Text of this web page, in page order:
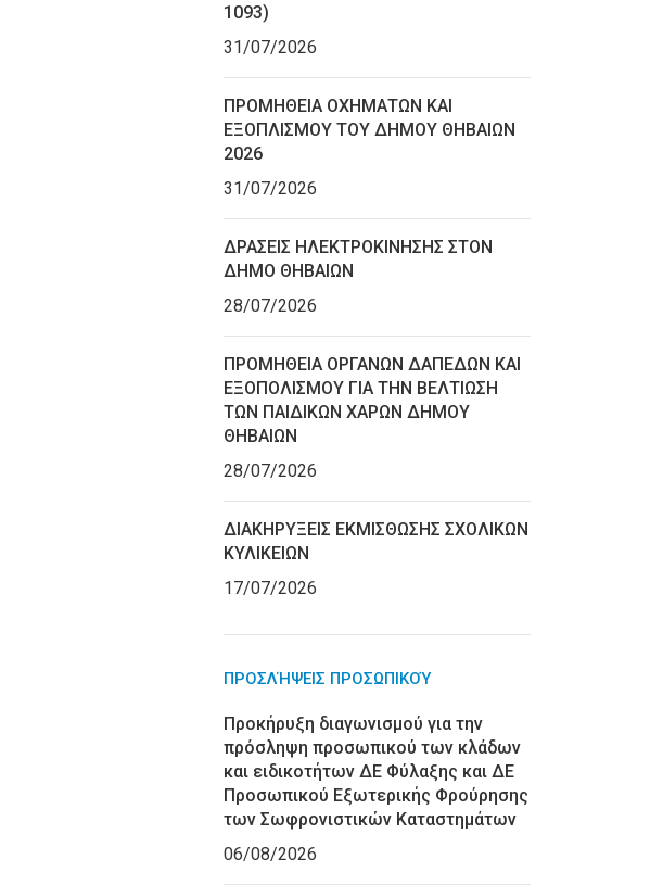
1093)
31/07/2026
ΠΡΟΜΗΘΕΙΑ ΟΧΗΜΑΤΩΝ ΚΑΙ
ΕΞΟΠΛΙΣΜΟΥ ΤΟΥ ΔΗΜΟΥ ΘΗΒΑΙΩΝ
2026
31/07/2026
ΔΡΑΣΕΙΣ ΗΛΕΚΤΡΟΚΙΝΗΣΗΣ ΣΤΟΝ
ΔΗΜΟ ΘΗΒΑΙΩΝ
28/07/2026
ΠΡΟΜΗΘΕΙΑ ΟΡΓΑΝΩΝ ΔΑΠΕΔΩΝ ΚΑΙ
ΕΞΟΠΟΛΙΣΜΟΥ ΓΙΑ ΤΗΝ ΒΕΛΤΙΩΣΗ
ΤΩΝ ΠΑΙΔΙΚΩΝ ΧΑΡΩΝ ΔΗΜΟΥ
ΘΗΒΑΙΩΝ
28/07/2026
ΔΙΑΚΗΡΥΞΕΙΣ ΕΚΜΙΣΘΩΣΗΣ ΣΧΟΛΙΚΩΝ
ΚΥΛΙΚΕΙΩΝ
17/07/2026
ΠΡΟΣΛΉΨΕΙΣ ΠΡΟΣΩΠΙΚΟΎ
Προκήρυξη διαγωνισμού για την
πρόσληψη προσωπικού των κλάδων
και ειδικοτήτων ΔΕ Φύλαξης και ΔΕ
Προσωπικού Εξωτερικής Φρούρησης
των Σωφρονιστικών Καταστημάτων
06/08/2026